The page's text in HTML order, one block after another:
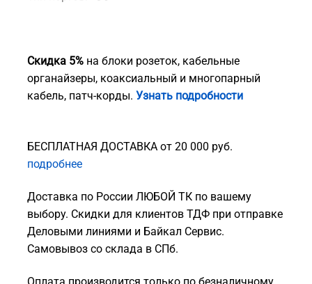
Скидка 5% на блоки розеток, кабельные
органайзеры, коаксиальный и многопарный
кабель, патч-корды. Узнать подробности
БЕСПЛАТНАЯ ДОСТАВКА от 20 000 руб.
подробнее
Доставка по России ЛЮБОЙ ТК по вашему
выбору. Скидки для клиентов ТДФ при отправке
Деловыми линиями и Байкал Сервис.
Самовывоз со склада в СПб.